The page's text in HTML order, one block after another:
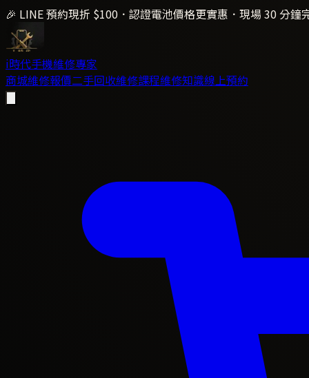
🎉 LINE 預約現折 $100．認證電池價格更實惠．現場 30 分鐘
i時代手機維修專家
商城維修報價二手回收維修課程維修知識線上預約